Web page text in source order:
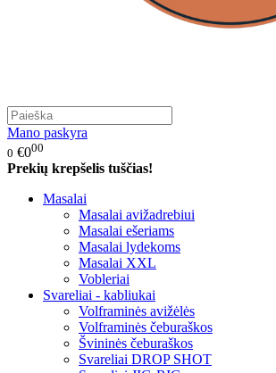
Mano paskyra
0 €000
Prekių krepšelis tuščias!
Masalai
Masalai avižadrebiui
Masalai ešeriams
Masalai lydekoms
Masalai XXL
Vobleriai
Svareliai - kabliukai
Volframinės avižėlės
Volframinės čeburaškos
Švininės čeburaškos
Svareliai DROP SHOT